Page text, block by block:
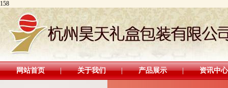
158
网站首页 关于我们 产品展示 资讯中心